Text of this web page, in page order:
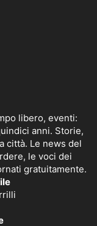
libero, eventi:
anni. Storie,
città. Le news del
le voci dei
gratuitamente.